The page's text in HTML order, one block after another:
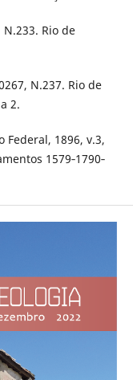
Rio de
N.237. Rio de
2.
1896, v.3,
1579‐1790‐